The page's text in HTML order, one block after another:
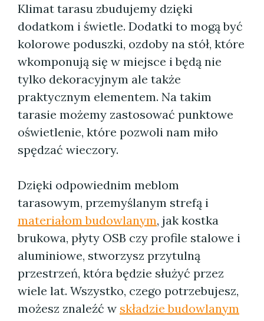
Klimat tarasu zbudujemy dzięki
dodatkom i świetle. Dodatki to mogą być
kolorowe poduszki, ozdoby na stół, które
wkomponują się w miejsce i będą nie
tylko dekoracyjnym ale także
praktycznym elementem. Na takim
tarasie możemy zastosować punktowe
oświetlenie, które pozwoli nam miło
spędzać wieczory.
Dzięki odpowiednim meblom
tarasowym, przemyślanym strefą i
materiałom budowlanym, jak kostka
brukowa, płyty OSB czy profile stalowe i
aluminiowe, stworzysz przytulną
przestrzeń, która będzie służyć przez
wiele lat. Wszystko, czego potrzebujesz,
możesz znaleźć w składzie budowlanym